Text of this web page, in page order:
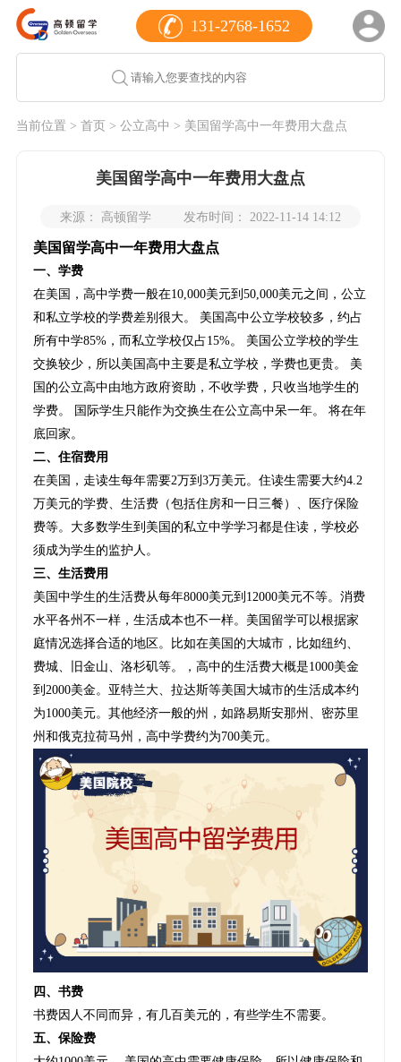
131-2768-1652
当前位置 > 首页 > 公立高中 > 美国留学高中一年费用大盘点
美国留学高中一年费用大盘点
来源： 高顿留学 发布时间： 2022-11-14 14:12
美国留学高中一年费用大盘点
一、学费
在美国，高中学费一般在10,000美元到50,000美元之间，公立
和私立学校的学费差别很大。 美国高中公立学校较多，约占
所有中学85%，而私立学校仅占15%。 美国公立学校的学生
交换较少，所以美国高中主要是私立学校，学费也更贵。 美
国的公立高中由地方政府资助，不收学费，只收当地学生的
学费。 国际学生只能作为交换生在公立高中呆一年。 将在年
底回家。
二、住宿费用
在美国，走读生每年需要2万到3万美元。住读生需要大约4.2
万美元的学费、生活费（包括住房和一日三餐）、医疗保险
费等。大多数学生到美国的私立中学学习都是住读，学校必
须成为学生的监护人。
三、生活费用
美国中学生的生活费从每年8000美元到12000美元不等。消费
水平各州不一样，生活成本也不一样。美国留学可以根据家
庭情况选择合适的地区。比如在美国的大城市，比如纽约、
费城、旧金山、洛杉矶等。，高中的生活费大概是1000美金
到2000美金。亚特兰大、拉达斯等美国大城市的生活成本约
为1000美元。其他经济一般的州，如路易斯安那州、密苏里
州和俄克拉荷马州，高中学费约为700美元。
四、书费
书费因人不同而异，有几百美元的，有些学生不需要。
五、保险费